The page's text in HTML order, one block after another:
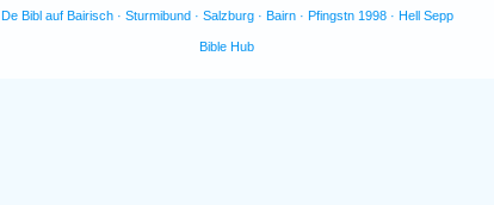
De Bibl auf Bairisch · Sturmibund · Salzburg · Bairn · Pfingstn 1998 · Hell Sepp
Bible Hub